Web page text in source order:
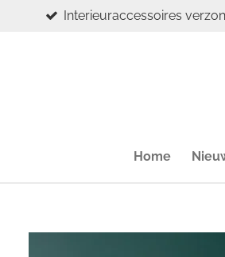
Interieuraccessoires
Home